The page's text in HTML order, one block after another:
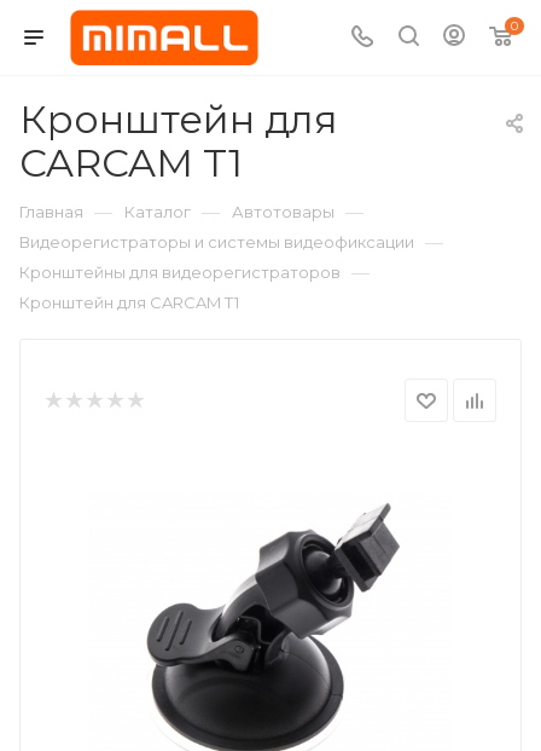
0
Кронштейн для
CARCAM T1
Главная — Каталог — Автотовары —
Видеорегистраторы и системы видеофиксации —
Кронштейны для видеорегистраторов —
Кронштейн для CARCAM T1